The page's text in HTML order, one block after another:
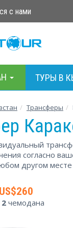
с нами
ТУРЫ В
Трансферы
согласно
другом
US$260
2 чемодана